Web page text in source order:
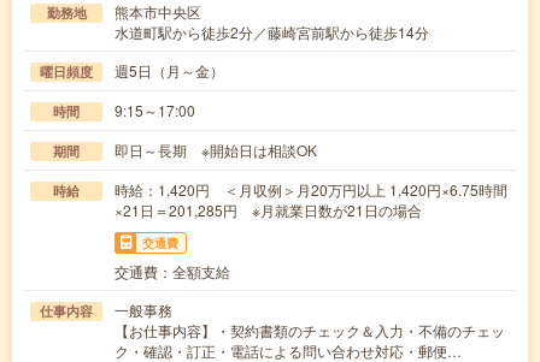
勤務地
熊本市中央区
水道町駅から徒歩2分／藤崎宮前駅から徒歩14分
曜日頻度 週5日（月～金）
時間 9:15～17:00
期間 即日～長期 ※開始日は相談OK
時給
時給：1,420円 ＜月収例＞月20万円以上 1,420円×6.75時間
×21日＝201,285円 ※月就業日数が21日の場合
交通費
交通費：全額支給
仕事内容
一般事務
【お仕事内容】・契約書類のチェック＆入力・不備のチェッ
ク・確認・訂正・電話による問い合わせ対応・郵便…